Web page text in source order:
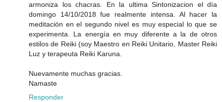
armoniza los chacras. En la ultima Sintonizacion el día
domingo 14/10/2018 fue realmente intensa. Al hacer la
meditación en el segundo nivel es muy especial lo que se
experimenta. La energía en muy diferente a la de otros
estilos de Reiki (soy Maestro en Reiki Unitario, Master Reiki
Luz y terapeuta Reiki Karuna.
Nuevamente muchas gracias.
Namaste
Responder